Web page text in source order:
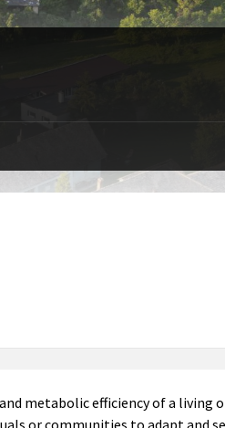
metabolic efficiency of a living
or communities to adapt and